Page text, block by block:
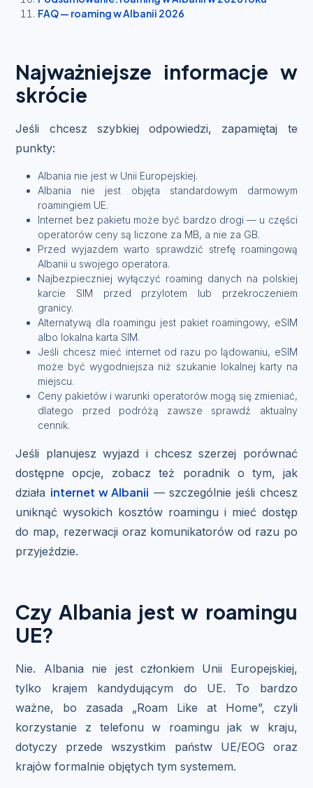
FAQ — roaming w Albanii 2026
Najważniejsze informacje w
skrócie
Jeśli chcesz szybkiej odpowiedzi, zapamiętaj te
punkty:
Albania nie jest w Unii Europejskiej.
Albania nie jest objęta standardowym darmowym
roamingiem UE.
Internet bez pakietu może być bardzo drogi — u części
operatorów ceny są liczone za MB, a nie za GB.
Przed wyjazdem warto sprawdzić strefę roamingową
Albanii u swojego operatora.
Najbezpieczniej wyłączyć roaming danych na polskiej
karcie SIM przed przylotem lub przekroczeniem
granicy.
Alternatywą dla roamingu jest pakiet roamingowy, eSIM
albo lokalna karta SIM.
Jeśli chcesz mieć internet od razu po lądowaniu, eSIM
może być wygodniejsza niż szukanie lokalnej karty na
miejscu.
Ceny pakietów i warunki operatorów mogą się zmieniać,
dlatego przed podróżą zawsze sprawdź aktualny
cennik.
Jeśli planujesz wyjazd i chcesz szerzej porównać
dostępne opcje, zobacz też poradnik o tym, jak
działa internet w Albanii — szczególnie jeśli chcesz
uniknąć wysokich kosztów roamingu i mieć dostęp
do map, rezerwacji oraz komunikatorów od razu po
przyjeździe.
Czy Albania jest w roamingu
UE?
Nie. Albania nie jest członkiem Unii Europejskiej,
tylko krajem kandydującym do UE. To bardzo
ważne, bo zasada „Roam Like at Home”, czyli
korzystanie z telefonu w roamingu jak w kraju,
dotyczy przede wszystkim państw UE/EOG oraz
krajów formalnie objętych tym systemem.